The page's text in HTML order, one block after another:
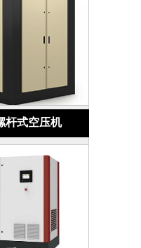
杆式空压机